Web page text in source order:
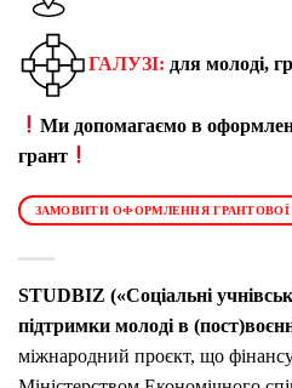
ГАЛУЗІ: для молоді,
Ми допомагаємо в
грант
ЗАМОВИТИ ОФОРМЛЕННЯ ГРАНТОВОЇ
STUDBIZ («Соціальні
підтримки молоді в
міжнародний проєкт, що